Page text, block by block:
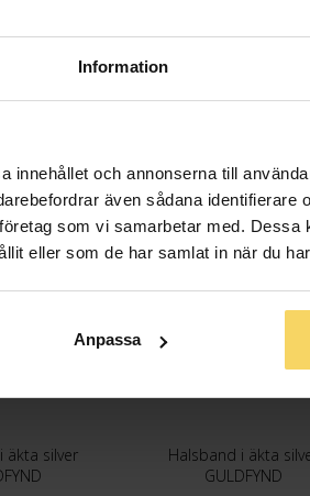
Information
innehållet och annonserna till
även sådana identifierare
som vi samarbetar med. Dessa
eller som de har samlat in när du
Anpassa
äkta silver
Klubbpris
Halsband i äkta
GULDFYND